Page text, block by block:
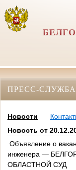
ПРЕСС-СЛУЖБА
Новости
Новость от
Объявление о
инженера —
ОБЛАСТНОЙ СУД